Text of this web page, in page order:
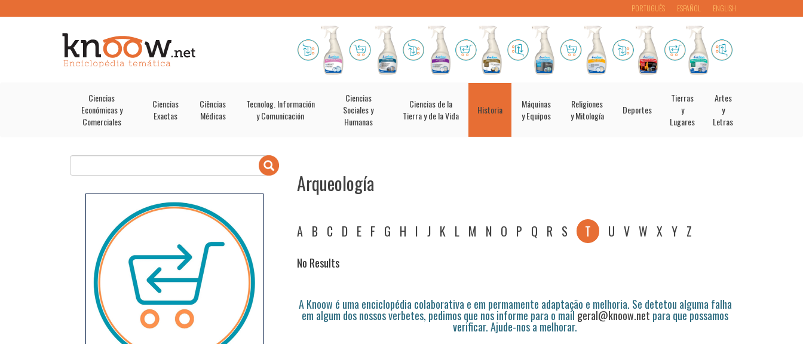
PORTUGUÊS ESPAÑOL ENGLISH
Ciencias
Económicas y
Comerciales
Ciencias
Exactas
Ciências
Médicas
Tecnolog. Información
y Comunicación
Ciencias
Sociales y
Humanas
Ciencias de la
Tierra y de la Vida
Historia
Máquinas
y Equipos
Religiones
y Mitología
Deportes
Tierras
y
Lugares
Artes
y
Letras
Arqueología
A B C D E F G H I J K L M N O P Q R S T U V W X Y Z
No Results
A Knoow é uma enciclopédia colaborativa e em permamente adaptação e melhoria. Se detetou alguma falha
em algum dos nossos verbetes, pedimos que nos informe para o mail geral@knoow.net para que possamos
verificar. Ajude-nos a melhorar.